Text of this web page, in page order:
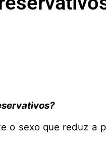
o sexo que reduz a